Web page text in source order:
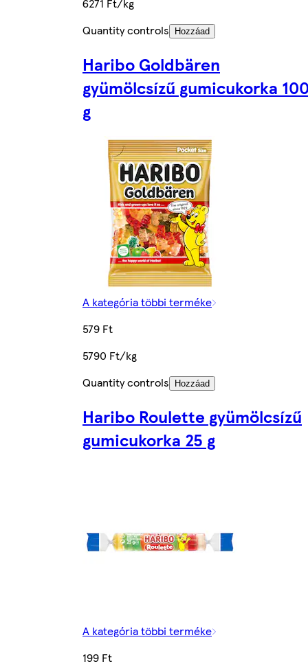
Quantity controls
Hozzáad
Haribo Goldbären
gyümölcsízű gumicukorka
g
A kategória többi terméke
579 Ft
5790 Ft/kg
Quantity controls
Hozzáad
Haribo Roulette gyümölcsízű
gumicukorka 25 g
A kategória többi terméke
199 Ft